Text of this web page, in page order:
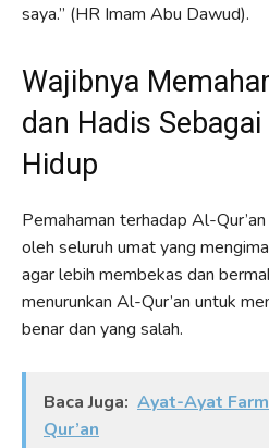
saya.” (HR Imam Abu Dawud).
Wajibnya
dan Hadis
Hidup
Pemahaman terhadap Al-
oleh seluruh umat yang
agar lebih membekas dan
menurunkan Al-Qur’an untuk
benar dan yang salah.
Baca Juga: Ayat-Ayat
Qur’an